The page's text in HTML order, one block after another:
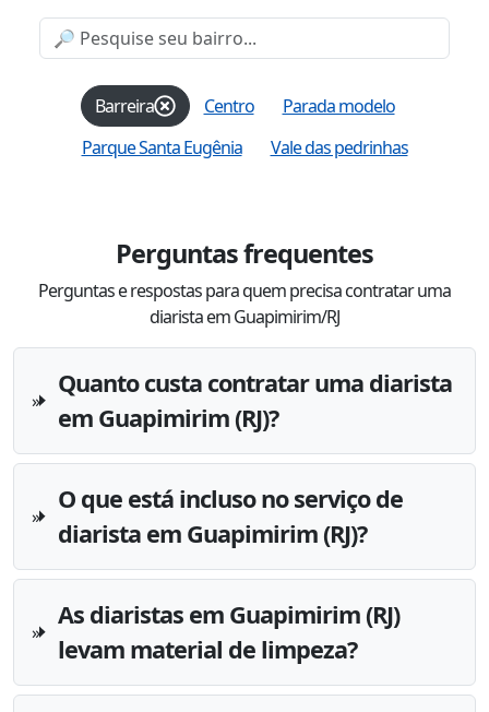
Barreira Centro
Parada modelo
Parque Santa Eugênia
Vale das pedrinhas
Perguntas frequentes
Perguntas e respostas para quem precisa contratar uma
diarista em Guapimirim/RJ
Quanto custa contratar uma diarista
em Guapimirim (RJ)?
O que está incluso no serviço de
diarista em Guapimirim (RJ)?
As diaristas em Guapimirim (RJ)
levam material de limpeza?